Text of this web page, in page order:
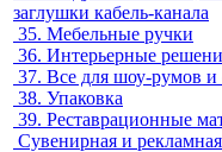
заглушки кабель-канала
35. Мебельные ручки
36. Интерьерные
37. Все для шоу-румов и
38. Упаковка
39. Реставрационные
Сувенирная и